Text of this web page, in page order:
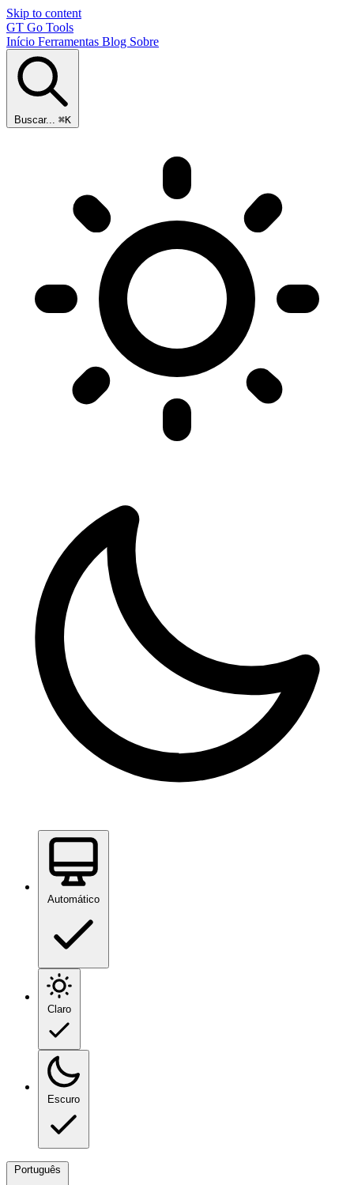
Skip to content
GT Go Tools
Início Ferramentas Blog Sobre
Buscar... ⌘K
Automático
Claro
Escuro
Português